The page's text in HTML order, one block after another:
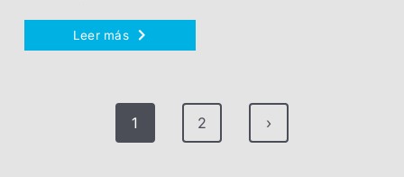
Leer más
1 2 ›